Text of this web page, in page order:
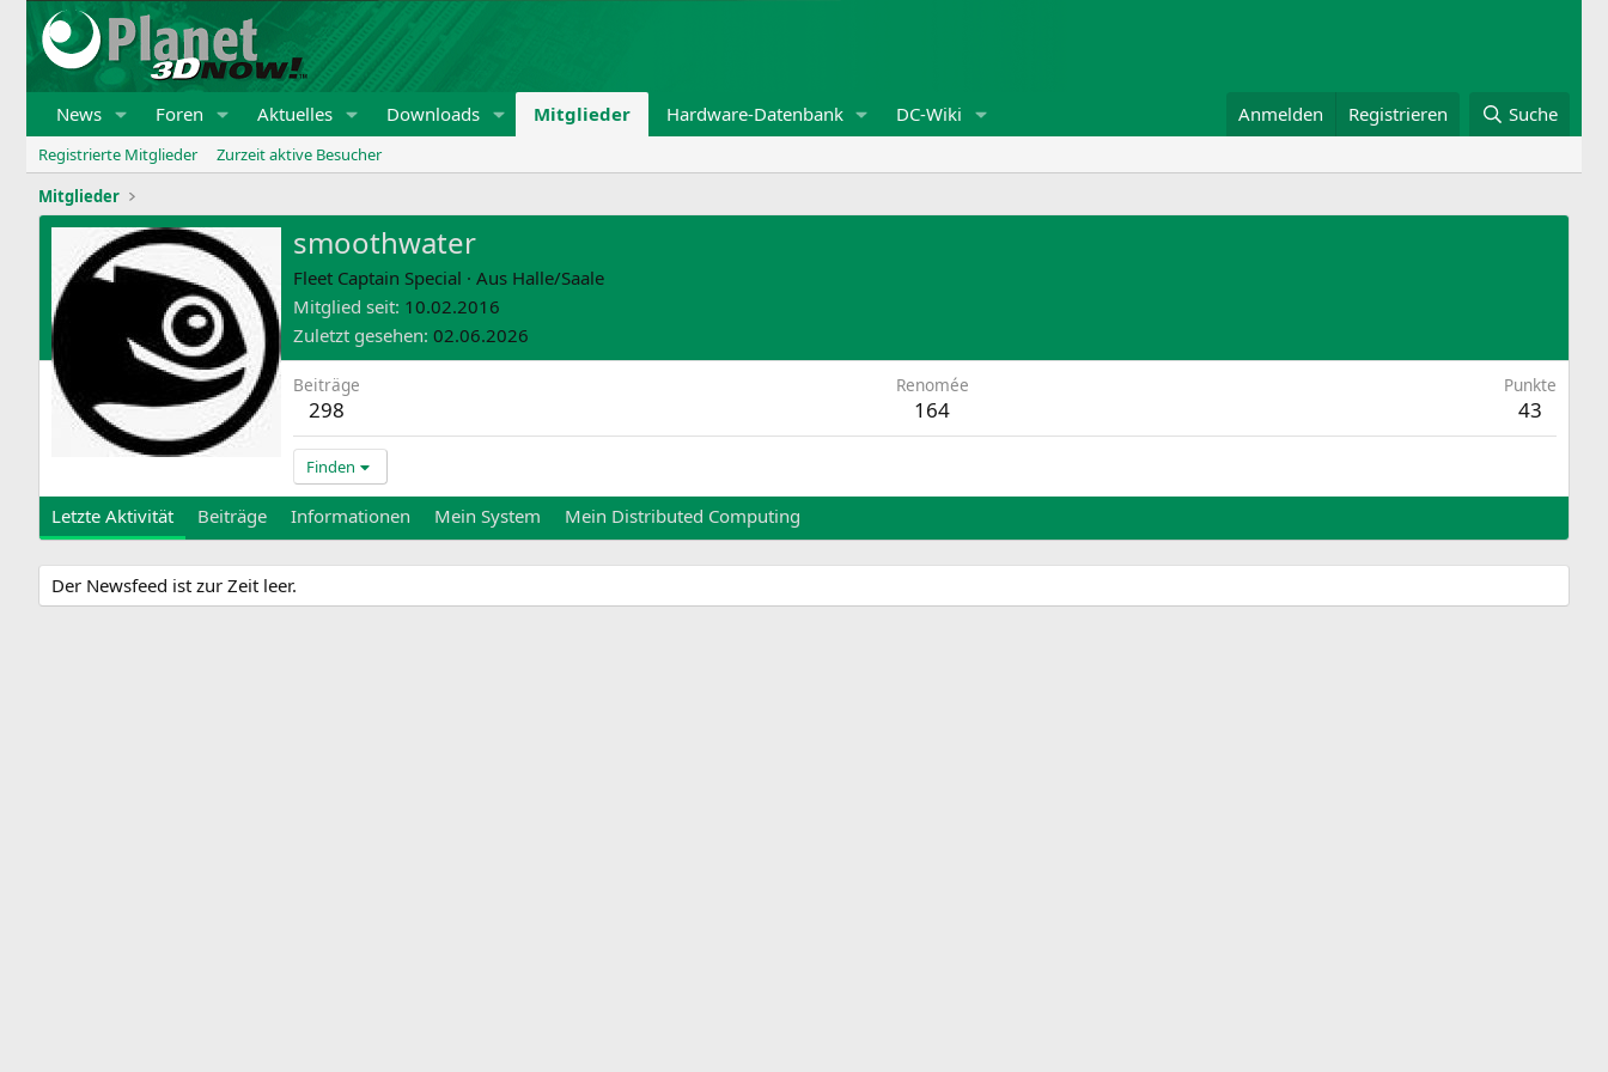
News Foren Aktuelles Downloads Mitglieder Hardware-Datenbank DC-Wiki Anmelden Registrieren Suche
Registrierte Mitglieder
Zurzeit aktive Besucher
Mitglieder
smoothwater
Fleet Captain Special · Aus Halle/Saale
Mitglied seit 10.02.2016
Zuletzt gesehen 02.06.2026
Beiträge
298
Renomée
164
Punkte
43
Finden
Letzte Aktivität Beiträge Informationen Mein System Mein Distributed Computing
Der Newsfeed ist zur Zeit leer.